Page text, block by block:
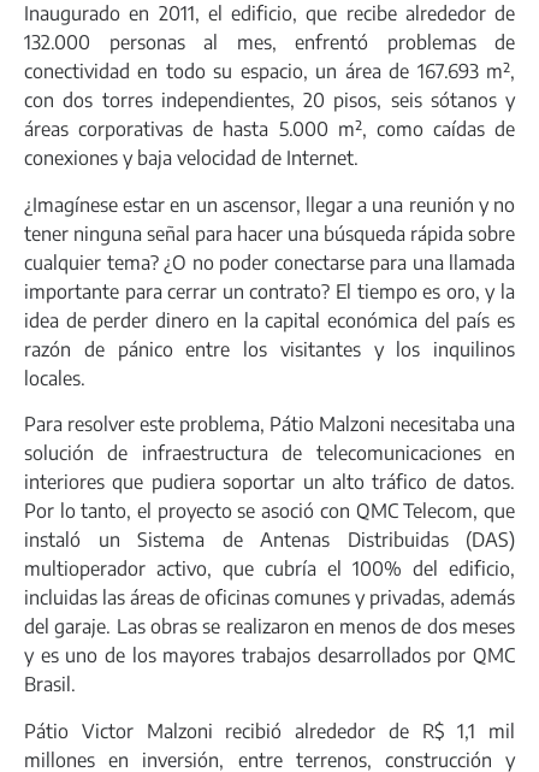
Inaugurado en 2011, el edificio, que recibe alrededor de
132.000 personas al mes, enfrentó problemas de
conectividad en todo su espacio, un área de 167.693 m²,
con dos torres independientes, 20 pisos, seis sótanos y
áreas corporativas de hasta 5.000 m², como caídas de
conexiones y baja velocidad de Internet.
¿Imagínese estar en un ascensor, llegar a una reunión y no
tener ninguna señal para hacer una búsqueda rápida sobre
cualquier tema? ¿O no poder conectarse para una llamada
importante para cerrar un contrato? El tiempo es oro, y la
idea de perder dinero en la capital económica del país es
razón de pánico entre los visitantes y los inquilinos
locales.
Para resolver este problema, Pátio Malzoni necesitaba una
solución de infraestructura de telecomunicaciones en
interiores que pudiera soportar un alto tráfico de datos.
Por lo tanto, el proyecto se asoció con QMC Telecom, que
instaló un Sistema de Antenas Distribuidas (DAS)
multioperador activo, que cubría el 100% del edificio,
incluidas las áreas de oficinas comunes y privadas, además
del garaje. Las obras se realizaron en menos de dos meses
y es uno de los mayores trabajos desarrollados por QMC
Brasil.
Pátio Victor Malzoni recibió alrededor de R$ 1,1 mil
millones en inversión, entre terrenos, construcción y